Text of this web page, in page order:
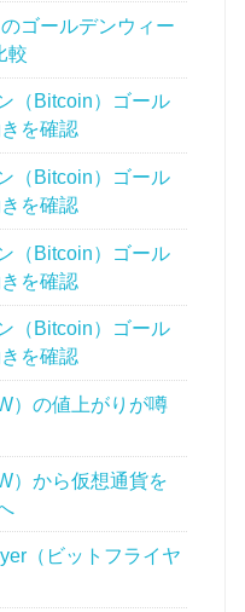
ゴールデンウィー
較
（Bitcoin）ゴール
を確認
（Bitcoin）ゴール
を確認
（Bitcoin）ゴール
を確認
（Bitcoin）ゴール
を確認
）の値上がりが噂
）から仮想通貨を
（ビットフライヤ